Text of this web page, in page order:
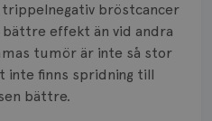
trippelnegativ bröstcancer
effekt än vid andra
tumör är inte så stor
inte finns spridning till
bättre.